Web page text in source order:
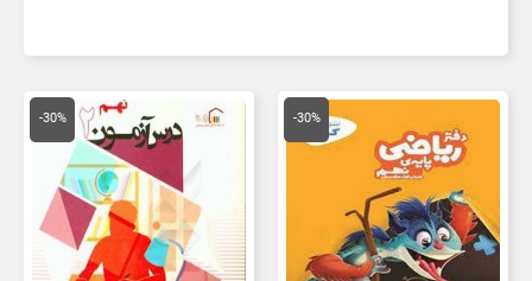
-30%
قیمت
10,000 تومان
بود.
قیمت
فعلی
-30%
قیمت
اصلی
20,000 تومان
بود.
قیمت
فعلی